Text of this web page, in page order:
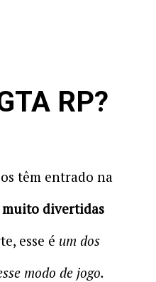
RP?
têm entrado na
divertidas
esse é um dos
modo de jogo.